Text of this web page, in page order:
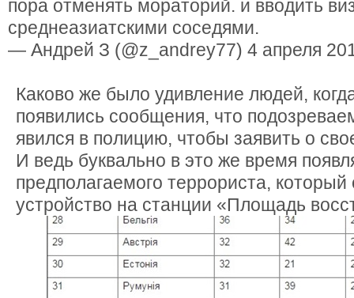
пора отменять мораторий. и вводить
среднеазиатскими соседями.
— Андрей З (@z_andrey77) 4 апреля
Каково же было удивление людей,
появились сообщения, что
явился в полицию, чтобы заявить о
И ведь буквально в это же время
предполагаемого террориста,
устройство на станции «Площадь